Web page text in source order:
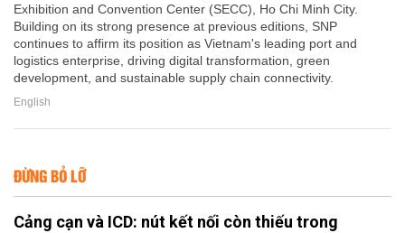
Exhibition and Convention Center (SECC), Ho Chi Minh City.
Building on its strong presence at previous editions, SNP
continues to affirm its position as Vietnam's leading port and
logistics enterprise, driving digital transformation, green
development, and sustainable supply chain connectivity.
English
ĐỪNG BỎ LỠ
Cảng cạn và ICD: nút kết nối còn thiếu trong